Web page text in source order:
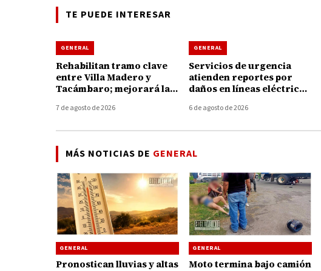
TE PUEDE INTERESAR
GENERAL
Rehabilitan tramo clave
entre Villa Madero y
Tacámbaro; mejorará la
Caliente
7 de agosto de 2026
GENERAL
Servicios de urgencia
atienden reportes por
daños en líneas eléctricas
Huetamo
6 de agosto de 2026
MÁS NOTICIAS DE GENERAL
GENERAL
Pronostican lluvias y altas
GENERAL
Moto termina bajo camión